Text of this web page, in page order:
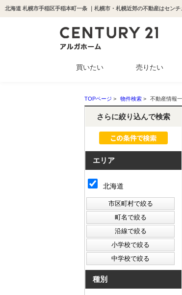
北海道 札幌市手稲区手稲本町一条 ｜札幌市・札幌近郊の不動産はセン
買いたい 売りたい
TOPページ > 物件検索 > 不動産情報
さらに絞り込んで検索
エリア
北海道
種別